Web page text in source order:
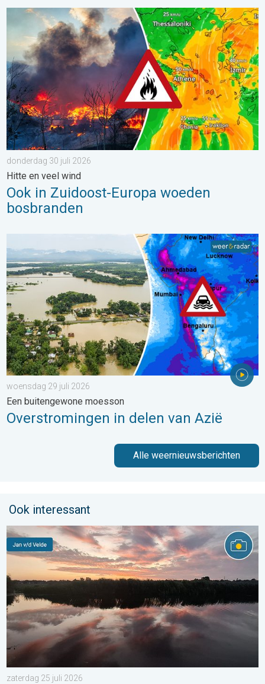
Ook in Zuidoost-Europa woeden bosbranden. Hitte en veel
donderdag 30 juli 2026
Hitte en veel wind
Ook in Zuidoost-Europa woeden
bosbranden
Overstromingen in delen van Azië. Een buitengewone
woensdag 29 juli 2026
Een buitengewone moesson
Overstromingen in delen van Azië
Alle weernieuwsberichten
Ook interessant
Stuur jouw weerfoto van de week!. Weer&Radar uploader. . .
zaterdag 25 juli 2026